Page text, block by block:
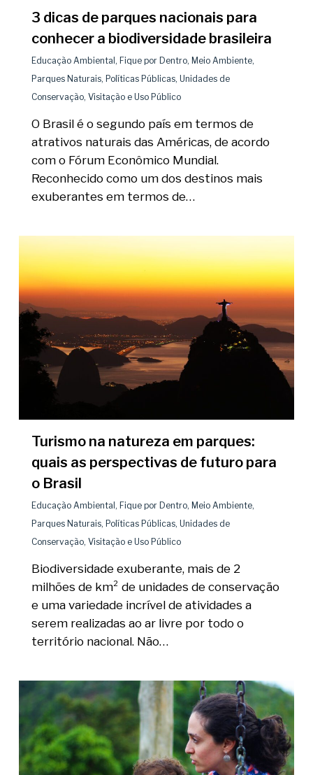
3 dicas de parques nacionais para
conhecer a biodiversidade brasileira
Educação Ambiental , Fique por Dentro, Meio Ambiente,
Parques Naturais, Políticas Públicas, Unidades de
Conservação, Visitação e Uso Público
O Brasil é o segundo país em termos de
atrativos naturais das Américas, de acordo
com o Fórum Econômico Mundial.
Reconhecido como um dos destinos mais
exuberantes em termos de…
Turismo na natureza em parques:
quais as perspectivas de futuro para
o Brasil
Educação Ambiental , Fique por Dentro, Meio Ambiente,
Parques Naturais, Políticas Públicas, Unidades de
Conservação, Visitação e Uso Público
Biodiversidade exuberante, mais de 2
milhões de km² de unidades de conservação
e uma variedade incrível de atividades a
serem realizadas ao ar livre por todo o
território nacional. Não…